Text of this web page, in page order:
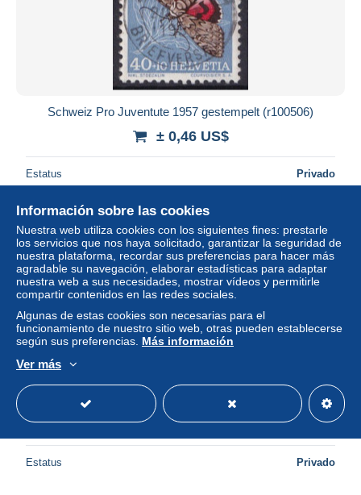
Schweiz Pro Juventute 1957 gestempelt (r100506)
± 0,46 US$
Estatus Privado
Nuevo
Schweiz Pro Juventute 1957 gestempelt (r100505)
± 0,58 US$
Estatus Privado
Información sobre las cookies
Nuestra web utiliza cookies con los siguientes fines: prestarle
los servicios que nos haya solicitado, garantizar la seguridad de
nuestra plataforma, recordar sus preferencias para hacer más
agradable su navegación, elaborar estadísticas para adaptar
nuestra web a sus necesidades, mostrar vídeos y permitirle
compartir contenidos en las redes sociales.
Algunas de estas cookies son necesarias para el
funcionamiento de nuestro sitio web, otras pueden establecerse
según sus preferencias. Más información
Ver más